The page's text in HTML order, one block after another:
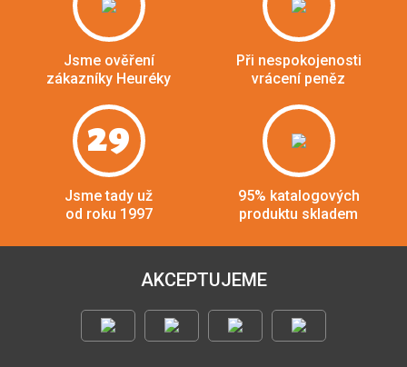
Jsme ověření
zákazníky Heuréky
Při nespokojenosti
vrácení peněz
29
Jsme tady už
od roku 1997
95% katalogových
produktu skladem
AKCEPTUJEME